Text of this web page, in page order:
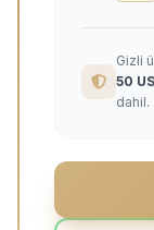
Gizli
50
dahil.